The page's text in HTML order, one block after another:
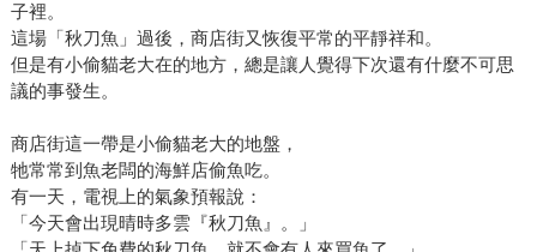
子裡。
這場「秋刀魚」過後，商店街又恢復平常的平靜祥和。
但是有小偷貓老大在的地方，總是讓人覺得下次還有什麼不可思
議的事發生。
商店街這一帶是小偷貓老大的地盤，
牠常常到魚老闆的海鮮店偷魚吃。
有一天，電視上的氣象預報說：
「今天會出現晴時多雲『秋刀魚』。」